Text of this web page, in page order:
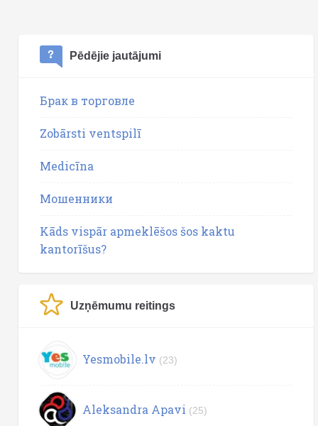
Pēdējie jautājumi
Брак в торговле
Zobārsti ventspilī
Medicīna
Мошенники
Kāds vispār apmeklēšos šos kaktu
kantorīšus?
Uzņēmumu reitings
Yesmobile.lv (23)
Aleksandra Apavi (25)